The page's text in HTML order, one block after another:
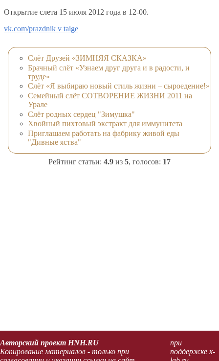
Открытие слета 15 июля 2012 года в 12-00.
vk.com/prazdnik v taige
Слёт Друзей «ЗИМНЯЯ СКАЗКА»
Брачный слёт «Узнаем друг друга и в радости, и
труде»
Слёт «Я выбираю новый стиль жизни – сыроедение!»
Семейный слёт СОТВОРЕНИЕ ЖИЗНИ 2011 на
Урале
Слёт родных сердец "Зимушка"
Хвойный пихтовый экстракт для иммунитета
Приглашаем работать на фабрику живой еды
"Дивные яства"
Рейтинг статьи: 4.9 из 5, голосов: 17
Авторский проект HNH.RU
Копирование материалов - только при
при
поддержке x-